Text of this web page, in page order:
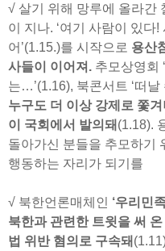
√ 살기 위해 망루에 올라간
이 지나. ‘여기 사람이 있다
어’(1.15.)를 시작으로 용산
사들이 이어져. 추모상영회
는…’(1.16), 북콘서트 ‘떠날
누구도 더 이상 강제로 쫓
이 국회에서 발의돼 (1.18).
돌아가신 분들을 추모하기
행동하는 자리가 되기를
√ 북한언론매체인 ‘우리민
북한과 관련한 트윗을 써
법 위반 혐의로 구속돼